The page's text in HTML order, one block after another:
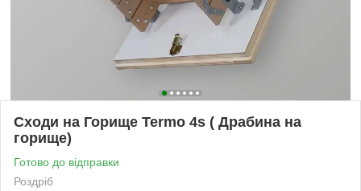
Сходи на Горище Termo 4s ( Драбина на
горище)
Готово до відправки
Роздріб